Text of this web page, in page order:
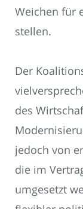
Weichen für
stellen.
Der
des
jedoch von
die im
umgesetzt